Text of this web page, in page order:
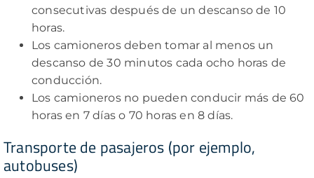
consecutivas después de un descanso de 10
horas.
Los camioneros deben tomar al menos un
descanso de 30 minutos cada ocho horas de
conducción.
Los camioneros no pueden conducir más de 60
horas en 7 días o 70 horas en 8 días.
Transporte de pasajeros (por ejemplo,
autobuses)